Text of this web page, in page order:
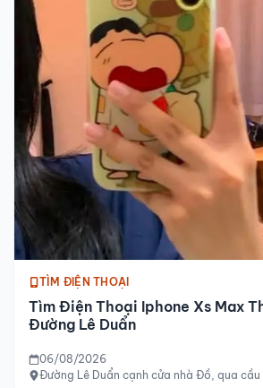
TÌM ĐIỆN THOẠI
Tìm Điện Thoại Iphone Xs Max
Đường Lê Duẩn
06/08/2026
Đường Lê Duẩn cạnh cửa nhà Đồ, qua cầu